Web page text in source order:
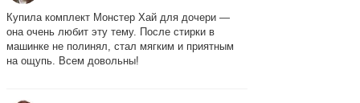
Купила комплект Монстер Хай для дочери —
она очень любит эту тему. После стирки в
машинке не полинял, стал мягким и приятным
на ощупь. Всем довольны!